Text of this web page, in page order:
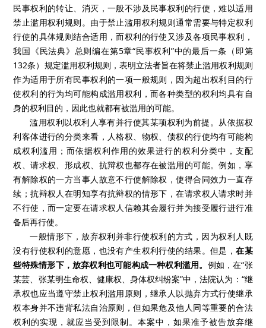
民事权利的转让、消灭，一般不涉及民事权利的行使，难以适用
禁止滥用权利规则。由于禁止滥用权利规则通常需要与特定权利
行使的具体规则结合适用，而权利的行使又涉及各项民事权利，
我国《民法典》总则编在第5章“民事权利”中的最后一条（即第
132条）规定滥用权利规则，表明立法者旨在将禁止滥用权利规则
作为适用于所有民事权利的一项一般规则，因为超出权利目的行
使权利的行为均可能构成滥用权利，而各种类型的权利均具有自
身的权利目的，因此也就都有被滥用的可能。
滥用权利以权利人享有并行使其某项权利为前提。从依据权
利客体进行的分类来看，人格权、物权、债权的行使均有可能构
成权利滥用；而依据权利作用的效果进行的权利分类中，支配
权、请求权、形成权、抗辩权也都存在被滥用的可能。例如，享
有解除权的一方当事人故意不行使解除权，使得合同效力一直存
续；抗辩权人在明知享有抗辩权的情形下，在请求权人请求时并
不行使，而一定要在请求权人信赖其会履行并为接受履行进行准
备后再行使。
一般情形下，放弃权利并非行使权利的方式，因为权利人既
没有行使权利的意愿，也没有产生权利行使的结果。但是，在某
些特殊情形下，放弃权利也可能构成一种权利滥用。 例如，在“张
某芸、张某明生命权、健康权、身体权纠纷案”中，法院认为：“继
承权也应当遵守禁止权利滥用原则，继承人以抛弃方式行使继承
权本身并不违背私法自治原则，但如果危及他人同等重要的合法
权利的实现，就应当受到限制。本案中，如果准予被告放弃继